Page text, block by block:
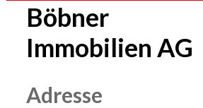
Böbner
Immobilien AG
Adresse